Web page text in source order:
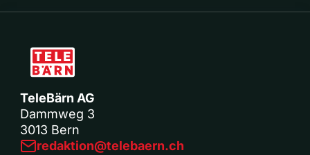
TeleBärn AG
Dammweg 3
3013 Bern
redaktion@telebaern.ch